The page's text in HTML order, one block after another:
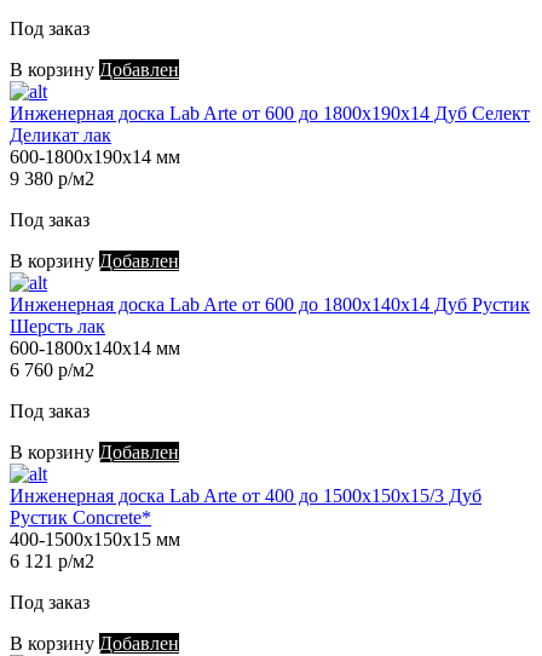
Под заказ
В корзину Добавлен
Инженерная доска Lab Arte от 600 до 1800х190х14 Дуб Селект
Деликат лак
600-1800х190х14 мм
9 380 р/м2
Под заказ
В корзину Добавлен
Инженерная доска Lab Arte от 600 до 1800х140х14 Дуб Рустик
Шерсть лак
600-1800х140х14 мм
6 760 р/м2
Под заказ
В корзину Добавлен
Инженерная доска Lab Arte от 400 до 1500х150х15/3 Дуб
Рустик Concrete*
400-1500х150х15 мм
6 121 р/м2
Под заказ
В корзину Добавлен